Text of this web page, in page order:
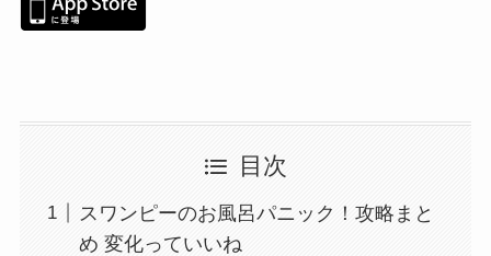
目次
スワンピーのお風呂パニック！攻略まと
め 変化っていいね